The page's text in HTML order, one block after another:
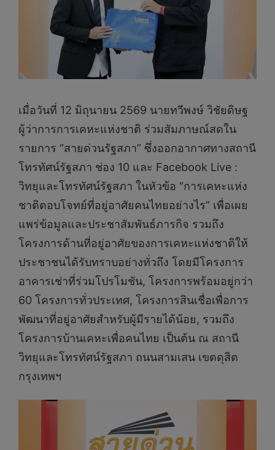
เมื่อวันที่ 12 มิถุนายน 2569 นายทวีพงษ์ วิชัยดิษฐ
ผู้ว่าการการเคหะแห่งชาติ ร่วมสัมภาษณ์สดใน
รายการ “สายด่วนรัฐสภา” ซึ่งออกอากาศทางสถานี
โทรทัศน์รัฐสภา ช่อง 10 และ Facebook Live :
วิทยุและโทรทัศน์รัฐสภา ในหัวข้อ “การเคหะแห่ง
ชาติตอบโจทย์ที่อยู่อาศัยคนไทยอย่างไร” เพื่อเผย
แพร่ข้อมูลและประชาสัมพันธ์ภารกิจ รวมถึง
โครงการด้านที่อยู่อาศัยของการเคหะแห่งชาติให้
ประชาชนได้รับทราบอย่างทั่วถึง โดยมีโครงการ
อาคารเช่าที่ร่วมโปรโมชัน, โครงการพร้อมอยู่กว่า
60 โครงการทั่วประเทศ, โครงการสินเชื่อเพื่อการ
พัฒนาที่อยู่อาศัยสำหรับผู้มีรายได้น้อย, รวมถึง
โครงการบ้านเคหะเพื่อคนไทย เป็นต้น ณ สถานี
วิทยุและโทรทัศน์รัฐสภา ถนนสามเสน เขตดุสิต
กรุงเทพฯ